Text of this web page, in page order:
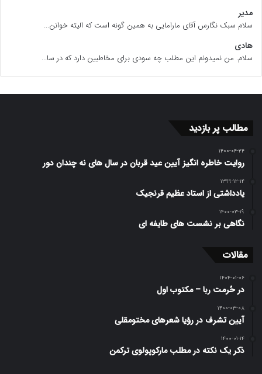
مدیر
سلام سبک نگارس آقای مارامایی به همین گونه است که الیته خوانن...
هادی
سلام. من نمیدونم این مطلب چه سودی برای مخاطبین دارد که در سا...
مطالب پر بازدید
۱۴۰۰-۰۴-۲۴
روایت خاطره انگیز آیین عید قربان در سال های نه چندان دور
۱۳۹۹-۱۲-۱۴
یادداشتی از استاد عظیم قرنجیک
۱۴۰۰-۰۳-۱۹
نگاهی بر نشست های طایفه ای
مقالات
۱۴۰۴-۰۱-۰۶
در حُرمت ربا – مکتوب اول
۱۴۰۰-۰۳-۰۸
آیین تشرف در رؤیا شعرهای مختومقلی
۱۴۰۰-۰۱-۱۴
ذکر یک نکته در مطلب مارکوپولوی ترکمن